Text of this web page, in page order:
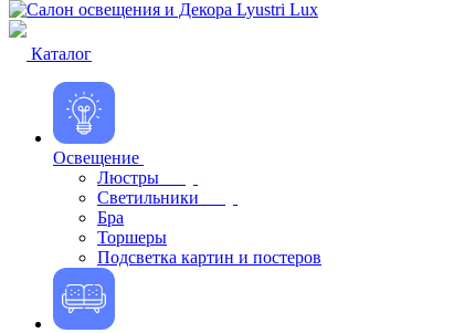
Каталог
Освещение
Люстры
Светильники
Бра
Торшеры
Подсветка картин и постеров